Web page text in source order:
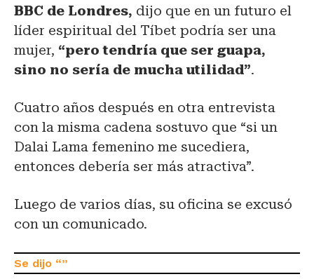
BBC de Londres, dijo que en un futuro el
líder espiritual del Tíbet podría ser una
mujer, “pero tendría que ser guapa,
sino no sería de mucha utilidad”.
Cuatro años después en otra entrevista
con la misma cadena sostuvo que “si un
Dalai Lama femenino me sucediera,
entonces debería ser más atractiva”.
Luego de varios días, su oficina se excusó
con un comunicado.